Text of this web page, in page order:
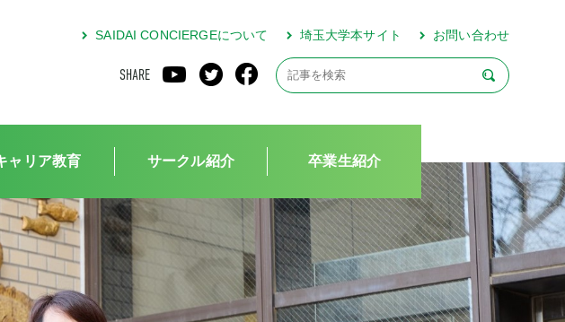
SAIDAI CONCIERGEについて 埼玉大学本サイト お問い合わせ
SHARE
ャリア教育 サークル紹介 卒業生紹介